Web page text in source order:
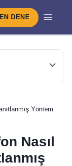
DENE
Yöntem
Nasıl